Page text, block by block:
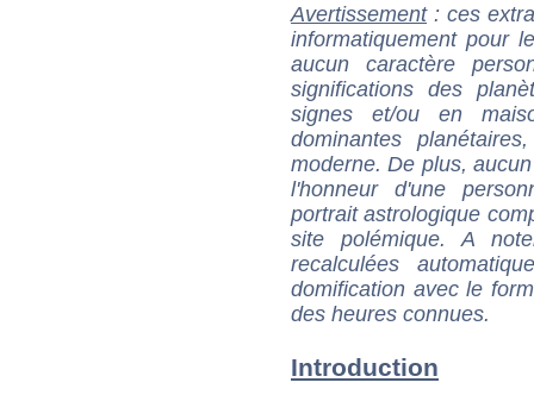
Avertissement: ces
informatiquement pour
aucun caractère
significations des
signes et/ou en
dominantes
moderne. De plus,
l'honneur d'une
portrait astrologique
site polémique. A
recalculées
domification avec le
des heures connues.
Introduction